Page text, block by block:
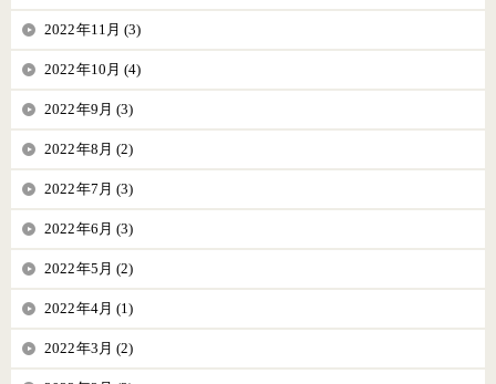
2022年11月 (3)
2022年10月 (4)
2022年9月 (3)
2022年8月 (2)
2022年7月 (3)
2022年6月 (3)
2022年5月 (2)
2022年4月 (1)
2022年3月 (2)